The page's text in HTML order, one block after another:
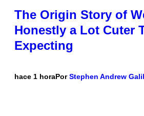
The Origin Story of
Honestly a Lot Cuter
Expecting
hace 1 horaPorStephen Andrew